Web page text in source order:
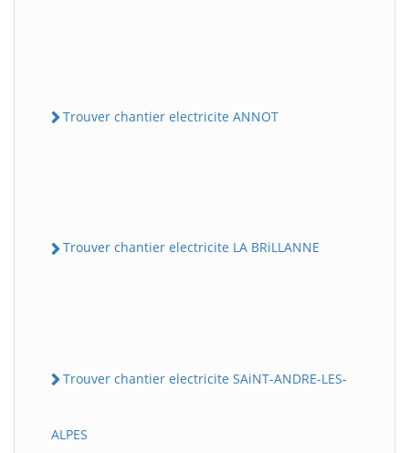
Trouver chantier electricite ANNOT
Trouver chantier electricite LA BRiLLANNE
Trouver chantier electricite SAiNT-ANDRE-LES-
ALPES